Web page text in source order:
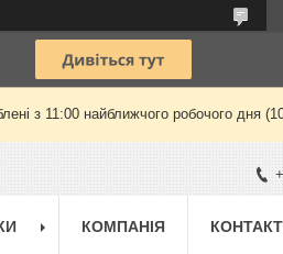
з 11:00 найближчого робочого дня
КОМПАНІЯ